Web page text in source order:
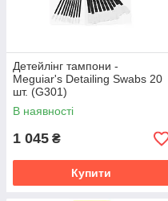
Детейлінг тампони -
Meguiar's Detailing Swabs 20
шт. (G301)
В наявності
1 045 ₴
Купити